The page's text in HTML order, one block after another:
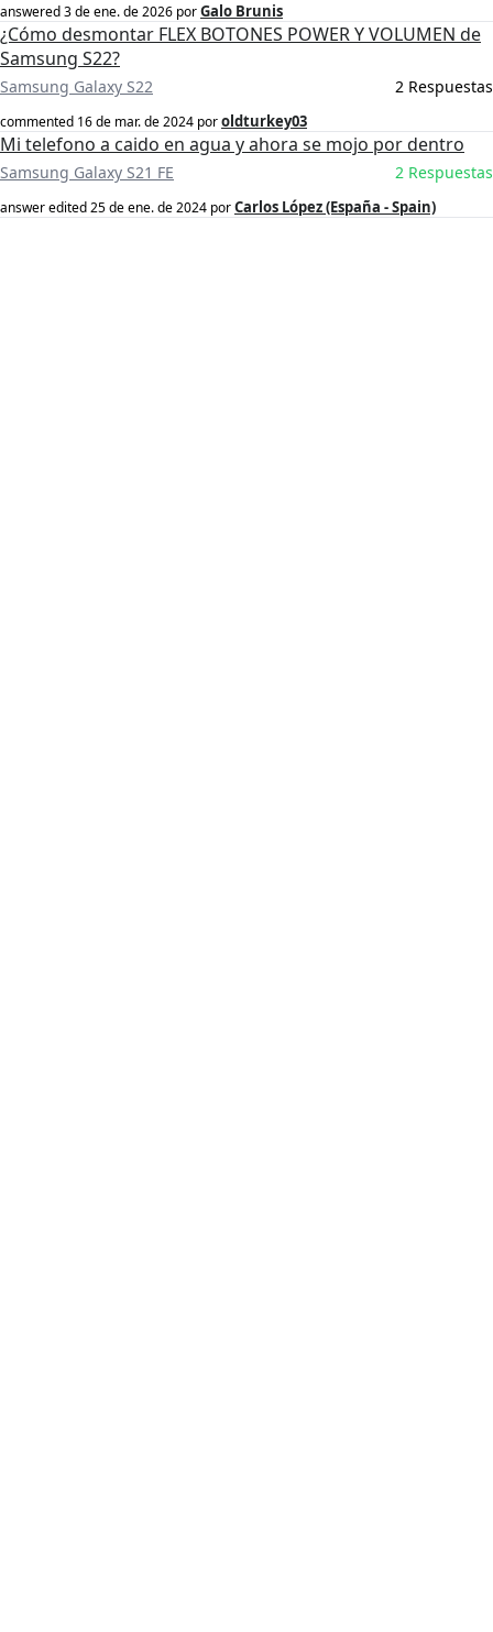
answered3 de ene. de 2026 porGalo Brunis
¿Cómo desmontar FLEX BOTONES POWER Y VOLUMEN de
Samsung S22?
Samsung Galaxy S22 2 Respuestas
commented 16 de mar. de 2024 poroldturkey03
Mi telefono a caido en agua y ahora se mojo por dentro
Samsung Galaxy S21 FE 2 Respuestas
answer edited25 de ene. de 2024 porCarlos López (España - Spain)